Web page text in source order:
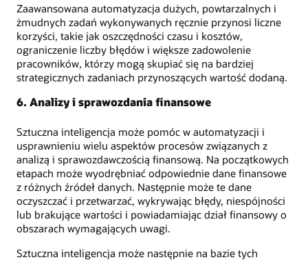
Zaawansowana automatyzacja dużych, powtarzalnych i
żmudnych zadań wykonywanych ręcznie przynosi liczne
korzyści, takie jak oszczędności czasu i kosztów,
ograniczenie liczby błędów i większe zadowolenie
pracowników, którzy mogą skupiać się na bardziej
strategicznych zadaniach przynoszących wartość dodaną.
6. Analizy i sprawozdania finansowe
Sztuczna inteligencja może pomóc w automatyzacji i
usprawnieniu wielu aspektów procesów związanych z
analizą i sprawozdawczością finansową. Na początkowych
etapach może wyodrębniać odpowiednie dane finansowe
z różnych źródeł danych. Następnie może te dane
oczyszczać i przetwarzać, wykrywając błędy, niespójności
lub brakujące wartości i powiadamiając dział finansowy o
obszarach wymagających uwagi.
Sztuczna inteligencja może następnie na bazie tych